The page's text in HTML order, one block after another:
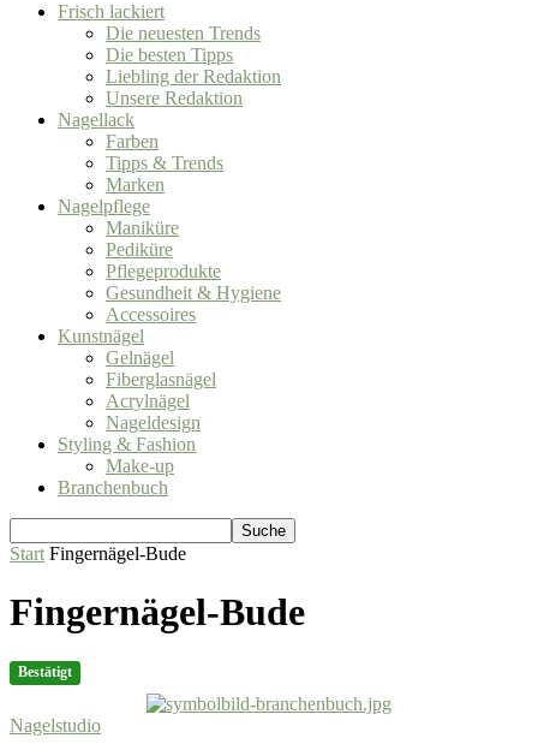
Frisch lackiert
Die neuesten Trends
Die besten Tipps
Liebling der Redaktion
Unsere Redaktion
Nagellack
Farben
Tipps & Trends
Marken
Nagelpflege
Maniküre
Pediküre
Pflegeprodukte
Gesundheit & Hygiene
Accessoires
Kunstnägel
Gelnägel
Fiberglasnägel
Acrylnägel
Nageldesign
Styling & Fashion
Make-up
Branchenbuch
Start Fingernägel-Bude
Fingernägel-Bude
Bestätigt
Nagelstudio